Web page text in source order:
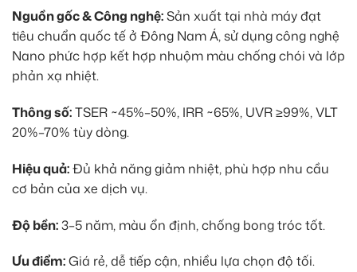
Nguồn gốc & Công nghệ:Sản xuất tại nhà máy đạt
tiêu chuẩn quốc tế ở Đông Nam Á, sử dụng công nghệ
Nano phức hợp kết hợp nhuộm màu chống chói và lớp
phản xạ nhiệt.
Thông số:TSER ~45%–50%, IRR ~65%, UVR ≥99%, VLT
20%–70% tùy dòng.
Hiệu quả:Đủ khả năng giảm nhiệt, phù hợp nhu cầu
cơ bản của xe dịch vụ.
Độ bền:3–5 năm, màu ổn định, chống bong tróc tốt.
Ưu điểm:Giá rẻ, dễ tiếp cận, nhiều lựa chọn độ tối.